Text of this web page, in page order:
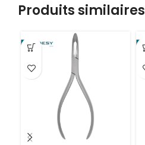
Produits similaires